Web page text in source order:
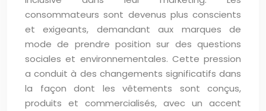
consommateurs sont devenus plus conscients
et exigeants, demandant aux marques de
mode de prendre position sur des questions
sociales et environnementales. Cette pression
a conduit à des changements significatifs dans
la façon dont les vêtements sont conçus,
produits et commercialisés, avec un accent